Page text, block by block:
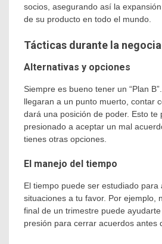
socios, asegurando así la
de su producto en todo el mundo.
Tácticas durante la
Alternativas y opciones
Siempre es bueno tener un “Plan
llegaran a un punto muerto, contar
dará una posición de poder. Esto te
presionado a aceptar un mal
tienes otras opciones.
El manejo del tiempo
El tiempo puede ser estudiado para
situaciones a tu favor. Por ejemplo,
final de un trimestre puede
presión para cerrar acuerdos antes